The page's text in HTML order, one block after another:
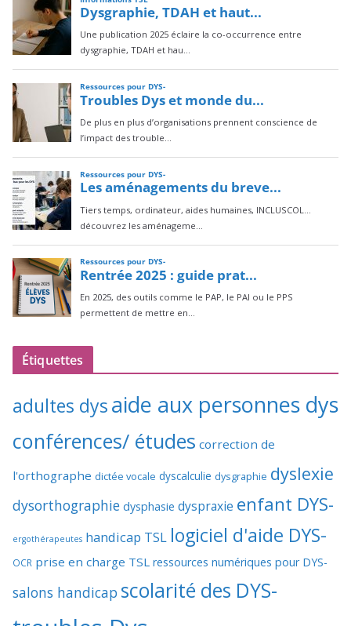
Étiquettes
adultes dysaide aux personnes dys
conférences/ études correction de
l'orthographe dictée vocale dyscalculie dysgraphie dyslexie
dysorthographie dysphasie dyspraxie enfant DYS-
ergothérapeutes handicap TSL logiciel d'aide DYS-
OCR prise en charge TSL ressources numériques pour DYS-
salons handicap scolarité des DYS-